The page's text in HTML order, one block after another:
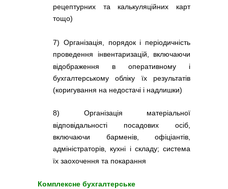
рецептурних та калькуляційних карт
тощо)
7) Організація, порядок і періодичність
проведення інвентаризацій, включаючи
відображення в оперативному і
бухгалтерському обліку їх результатів
(коригування на недостачі і надлишки)
8) Організація матеріальної
відповідальності посадових осіб,
включаючи барменів, офіціантів,
адміністраторів, кухні і складу; система
їх заохочення та покарання
Комплексне бухгалтерське